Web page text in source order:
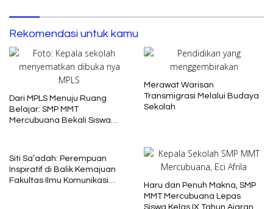
Rekomendasi untuk kamu
Dari MPLS Menuju Ruang
Belajar: SMP MMT
Mercubuana Bekali Siswa
Merawat Warisan
Transmigrasi Melalui Budaya
Sekolah
Siti Sa’adah: Perempuan
Inspiratif di Balik Kemajuan
Fakultas Ilmu Komunikasi
Haru dan Penuh Makna, SMP
MMT Mercubuana Lepas